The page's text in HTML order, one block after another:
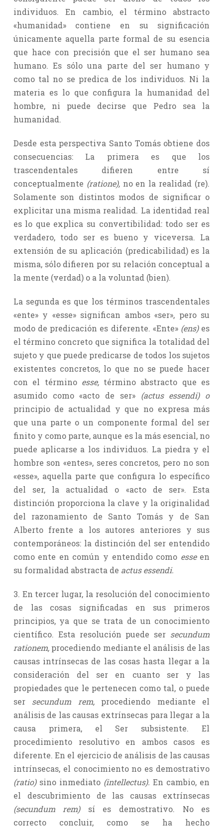
individuos. En cambio, el término abstracto
«humanidad» contiene en su significación
únicamente aquella parte formal de su esencia
que hace con precisión que el ser humano sea
humano. Es sólo una parte del ser humano y
como tal no se predica de los individuos. Ni la
materia es lo que configura la humanidad del
hombre, ni puede decirse que Pedro sea la
humanidad.
Desde esta perspectiva Santo Tomás obtiene dos
consecuencias: La primera es que los
trascendentales difieren entre sí
conceptualmente (ratione), no en la realidad (re).
Solamente son distintos modos de significar o
explicitar una misma realidad. La identidad real
es lo que explica su convertibilidad: todo ser es
verdadero, todo ser es bueno y viceversa. La
extensión de su aplicación (predicabilidad) es la
misma, sólo difieren por su relación conceptual a
la mente (verdad) o a la voluntad (bien).
La segunda es que los términos trascendentales
«ente» y «esse» significan ambos «ser», pero su
modo de predicación es diferente. «Ente» (ens) es
el término concreto que significa la totalidad del
sujeto y que puede predicarse de todos los sujetos
existentes concretos, lo que no se puede hacer
con el término esse, término abstracto que es
asumido como «acto de ser» (actus essendi) o
principio de actualidad y que no expresa más
que una parte o un componente formal del ser
finito y como parte, aunque es la más esencial, no
puede aplicarse a los individuos. La piedra y el
hombre son «entes», seres concretos, pero no son
«esse», aquella parte que configura lo específico
del ser, la actualidad o «acto de ser». Esta
distinción proporciona la clave y la originalidad
del razonamiento de Santo Tomás y de San
Alberto frente a los autores anteriores y sus
contemporáneos: la distinción del ser entendido
como ente en común y entendido como esse en
su formalidad abstracta de actus essendi.
3. En tercer lugar, la resolución del conocimiento
de las cosas significadas en sus primeros
principios, ya que se trata de un conocimiento
científico. Esta resolución puede ser secundum
rationem, procediendo mediante el análisis de las
causas intrínsecas de las cosas hasta llegar a la
consideración del ser en cuanto ser y las
propiedades que le pertenecen como tal, o puede
ser secundum rem, procediendo mediante el
análisis de las causas extrínsecas para llegar a la
causa primera, el Ser subsistente. El
procedimiento resolutivo en ambos casos es
diferente. En el ejercicio de análisis de las causas
intrínsecas, el conocimiento no es demostrativo
(ratio) sino inmediato (intellectus).En cambio, en
el descubrimiento de las causas extrínsecas
(secundum rem) sí es demostrativo. No es
correcto concluir, como se ha hecho